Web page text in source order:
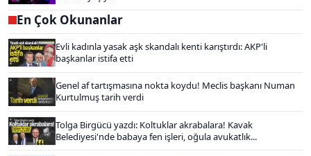
En Çok Okunanlar
Evli kadınla yasak aşk skandalı kenti karıştırdı: AKP'li
başkanlar istifa etti
Genel af tartışmasına nokta koydu! Meclis başkanı Numan
Kurtulmuş tarih verdi
Tolga Birgücü yazdı: Koltuklar akrabalara! Kavak
Belediyesi'nde babaya fen işleri, oğula avukatlık...